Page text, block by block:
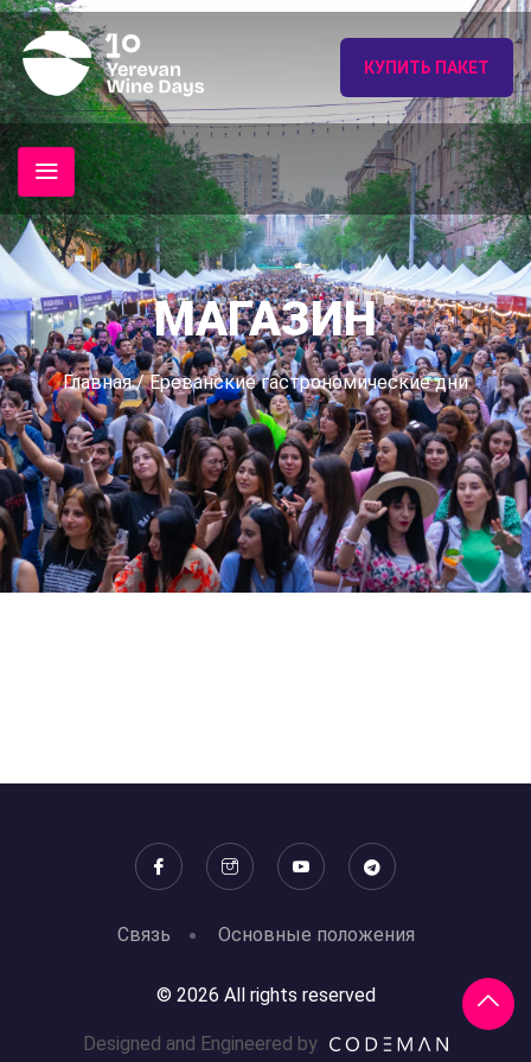
КУПИТЬ ПАКЕТ
МАГАЗИН
Главная/ Ереванские гастрономические дни
Связь Основные положения
© 2026 All rights reserved
Designed and Engineered by